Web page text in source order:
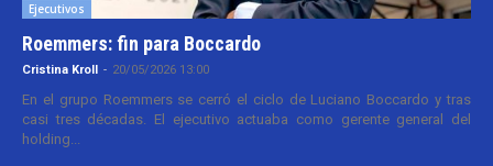
Ejecutivos
Roemmers: fin para Boccardo
Cristina Kroll - 20/05/2026 13:00
En el grupo Roemmers se cerró el ciclo de Luciano Boccardo y tras
casi tres décadas. El ejecutivo actuaba como gerente general del
holding...